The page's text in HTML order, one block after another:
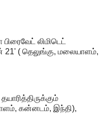
லிமிடெட்
21' ( தெலுங்கு, மலையாளம்,
கன்னடம், இந்தி),